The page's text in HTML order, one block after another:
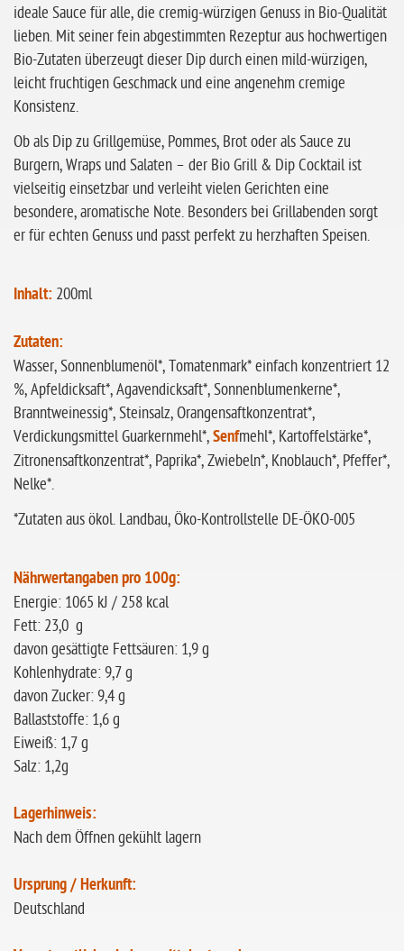
ideale Sauce für alle, die cremig-würzigen Genuss in Bio-Qualität
lieben. Mit seiner fein abgestimmten Rezeptur aus hochwertigen
Bio-Zutaten überzeugt dieser Dip durch einen mild-würzigen,
leicht fruchtigen Geschmack und eine angenehm cremige
Konsistenz.
Ob als Dip zu Grillgemüse, Pommes, Brot oder als Sauce zu
Burgern, Wraps und Salaten – der Bio Grill & Dip Cocktail ist
vielseitig einsetzbar und verleiht vielen Gerichten eine
besondere, aromatische Note. Besonders bei Grillabenden sorgt
er für echten Genuss und passt perfekt zu herzhaften Speisen.
Inhalt: 200ml
Zutaten:
Wasser, Sonnenblumenöl*, Tomatenmark* einfach konzentriert 12
%, Apfeldicksaft*, Agavendicksaft*, Sonnenblumenkerne*,
Branntweinessig*, Steinsalz, Orangensaftkonzentrat*,
Verdickungsmittel Guarkernmehl*,Senfmehl*, Kartoffelstärke*,
Zitronensaftkonzentrat*, Paprika*, Zwiebeln*, Knoblauch*, Pfeffer*,
Nelke*.
*Zutaten aus ökol. Landbau, Öko-Kontrollstelle DE-ÖKO-005
Nährwertangaben pro 100g:
Energie: 1065 kJ / 258 kcal
Fett: 23,0 g
davon gesättigte Fettsäuren: 1,9 g
Kohlenhydrate: 9,7 g
davon Zucker: 9,4 g
Ballaststoffe: 1,6 g
Eiweiß: 1,7 g
Salz: 1,2g
Lagerhinweis:
Nach dem Öffnen gekühlt lagern
Ursprung / Herkunft:
Deutschland